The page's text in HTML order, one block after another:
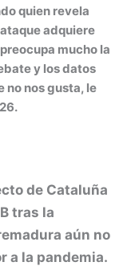
quien revela
adquiere
mucho la
y los datos
no nos gusta, le
de Cataluña
tras la
aún no
a la pandemia.